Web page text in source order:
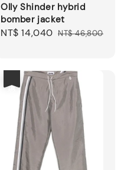
Olly Shinder hybrid
bomber jacket
Sale
NT$ 14,040 Regular
NT$ 46,800